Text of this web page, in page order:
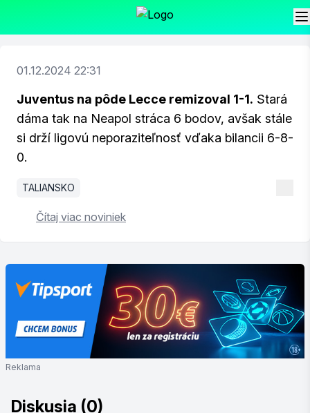
01.12.2024 22:31
Juventus na pôde Lecce remizoval 1-1. Stará
dáma tak na Neapol stráca 6 bodov, avšak stále
si drží ligovú neporaziteľnosť vďaka bilancii 6-8-
0.
TALIANSKO
Čítaj viac noviniek
Reklama
Diskusia (0)